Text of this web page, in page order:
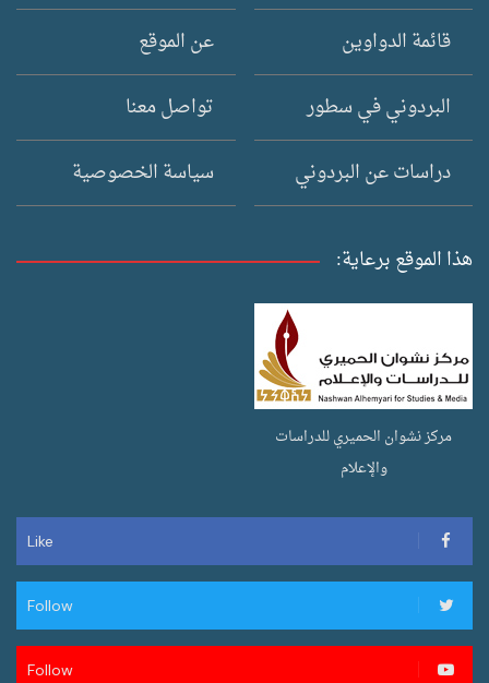
قائمة الدواوين
البردوني في سطور
دراسات عن البردوني
عن الموقع
تواصل معنا
سياسة الخصوصية
هذا الموقع برعاية:
مركز نشوان الحميري للدراسات
والإعلام
Like
Follow
Follow